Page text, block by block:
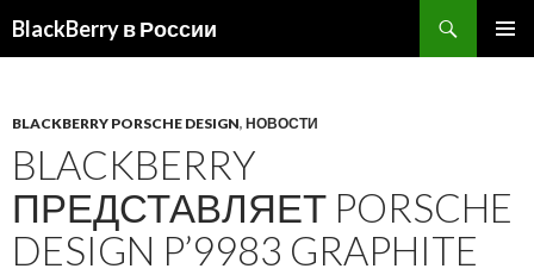
BlackBerry в России
BLACKBERRY PORSCHE DESIGN, НОВОСТИ
BLACKBERRY
ПРЕДСТАВЛЯЕТ PORSCHE
DESIGN P’9983 GRAPHITE